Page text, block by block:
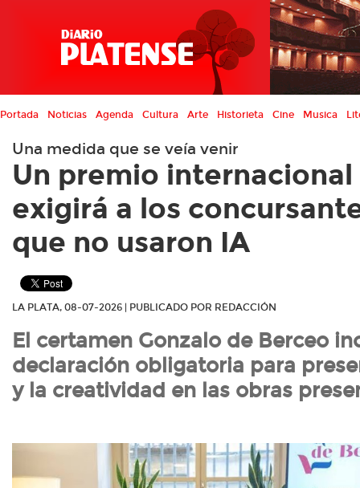
Portada Noticias Agenda Cultura Arte Historieta Cine Musica
Una medida que se veía venir
Un premio internacional
exigirá a los
que no usaron IA
LA PLATA, 08-07-2026 | PUBLICADO POR REDACCIÓN
El certamen Gonzalo de Berceo
declaración obligatoria para
y la creatividad en las obras